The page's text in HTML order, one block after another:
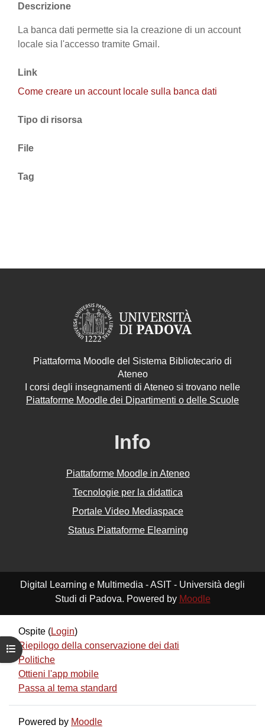
Apri indice del corso
Descrizione
La banca dati permette sia la creazione di un account
locale sia l'accesso tramite Gmail.
Link
Come creare un account locale sulla banca dati
Tipo di risorsa
File
Tag
Piattaforma Moodle del Sistema Bibliotecario di
Ateneo
I corsi degli insegnamenti di Ateneo si trovano nelle
Piattaforme Moodle dei Dipartimenti o delle Scuole
Info
Piattaforme Moodle in Ateneo
Tecnologie per la didattica
Portale Video Mediaspace
Status Piattaforme Elearning
Digital Learning e Multimedia - ASIT - Università degli
Studi di Padova. Powered by Moodle
Ospite (Login)
Riepilogo della conservazione dei dati
Politiche
Ottieni l'app mobile
Passa al tema standard
Powered by Moodle